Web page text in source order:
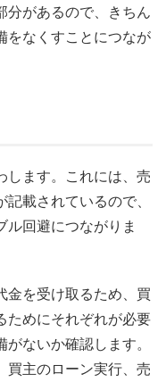
分があるので、きちん
をなくすことにつなが
します。これには、売
載されているので、
ル回避につながりま
金を受け取るため、買
ためにそれぞれが必要
ないか確認します。
買主のローン実行、売